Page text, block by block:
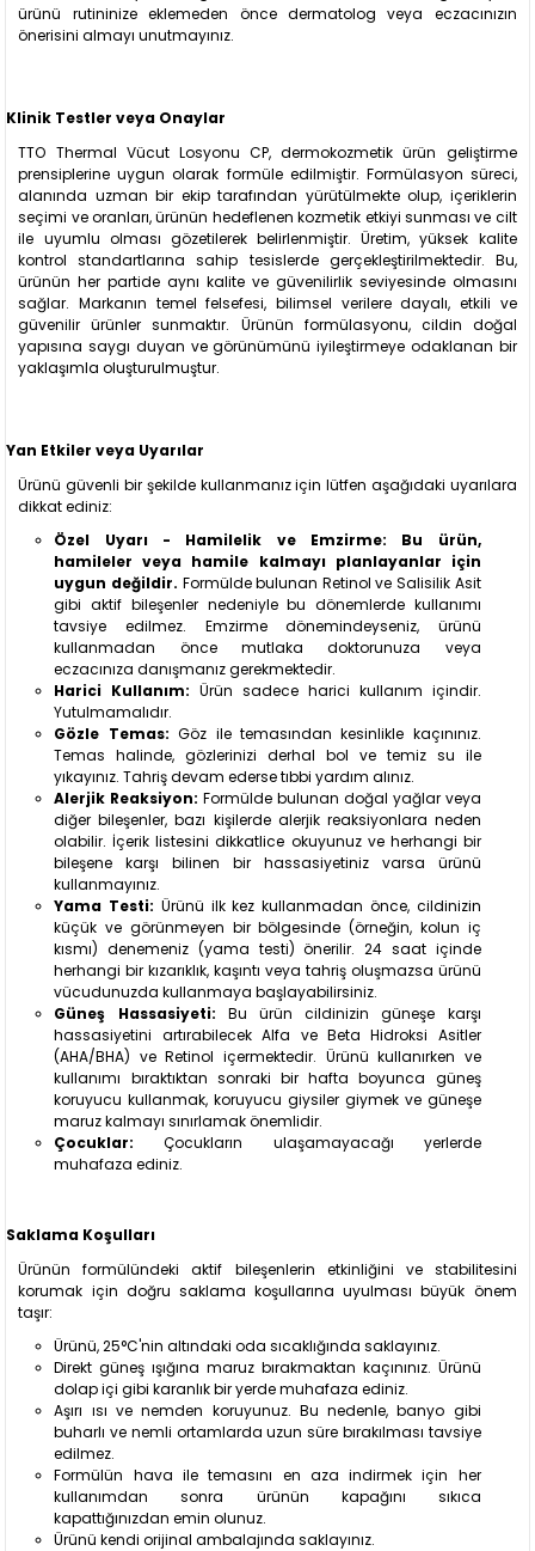
ürünü rutininize eklemeden önce dermatolog veya eczacınızın
önerisini almayı unutmayınız.
Klinik Testler veya Onaylar
TTO Thermal Vücut Losyonu CP, dermokozmetik ürün geliştirme
prensiplerine uygun olarak formüle edilmiştir. Formülasyon süreci,
alanında uzman bir ekip tarafından yürütülmekte olup, içeriklerin
seçimi ve oranları, ürünün hedeflenen kozmetik etkiyi sunması ve cilt
ile uyumlu olması gözetilerek belirlenmiştir. Üretim, yüksek kalite
kontrol standartlarına sahip tesislerde gerçekleştirilmektedir. Bu,
ürünün her partide aynı kalite ve güvenilirlik seviyesinde olmasını
sağlar. Markanın temel felsefesi, bilimsel verilere dayalı, etkili ve
güvenilir ürünler sunmaktır. Ürünün formülasyonu, cildin doğal
yapısına saygı duyan ve görünümünü iyileştirmeye odaklanan bir
yaklaşımla oluşturulmuştur.
Yan Etkiler veya Uyarılar
Ürünü güvenli bir şekilde kullanmanız için lütfen aşağıdaki uyarılara
dikkat ediniz:
Özel Uyarı - Hamilelik ve Emzirme:
Bu ürün,
hamileler veya hamile kalmayı planlayanlar için
uygun değildir. Formülde bulunan Retinol ve Salisilik Asit
gibi aktif bileşenler nedeniyle bu dönemlerde kullanımı
tavsiye edilmez. Emzirme dönemindeyseniz, ürünü
kullanmadan önce mutlaka doktorunuza veya
eczacınıza danışmanız gerekmektedir.
Harici Kullanım: Ürün sadece harici kullanım içindir.
Yutulmamalıdır.
Gözle Temas: Göz ile temasından kesinlikle kaçınınız.
Temas halinde, gözlerinizi derhal bol ve temiz su ile
yıkayınız. Tahriş devam ederse tıbbi yardım alınız.
Alerjik Reaksiyon: Formülde bulunan doğal yağlar veya
diğer bileşenler, bazı kişilerde alerjik reaksiyonlara neden
olabilir. İçerik listesini dikkatlice okuyunuz ve herhangi bir
bileşene karşı bilinen bir hassasiyetiniz varsa ürünü
kullanmayınız.
Yama Testi: Ürünü ilk kez kullanmadan önce, cildinizin
küçük ve görünmeyen bir bölgesinde (örneğin, kolun iç
kısmı) denemeniz (yama testi) önerilir. 24 saat içinde
herhangi bir kızarıklık, kaşıntı veya tahriş oluşmazsa ürünü
vücudunuzda kullanmaya başlayabilirsiniz.
Güneş Hassasiyeti: Bu ürün cildinizin güneşe karşı
hassasiyetini artırabilecek Alfa ve Beta Hidroksi Asitler
(AHA/BHA) ve Retinol içermektedir. Ürünü kullanırken ve
kullanımı bıraktıktan sonraki bir hafta boyunca güneş
koruyucu kullanmak, koruyucu giysiler giymek ve güneşe
maruz kalmayı sınırlamak önemlidir.
Çocuklar: Çocukların ulaşamayacağı yerlerde
muhafaza ediniz.
Saklama Koşulları
Ürünün formülündeki aktif bileşenlerin etkinliğini ve stabilitesini
korumak için doğru saklama koşullarına uyulması büyük önem
taşır:
Ürünü, 25°C'nin altındaki oda sıcaklığında saklayınız.
Direkt güneş ışığına maruz bırakmaktan kaçınınız. Ürünü
dolap içi gibi karanlık bir yerde muhafaza ediniz.
Aşırı ısı ve nemden koruyunuz. Bu nedenle, banyo gibi
buharlı ve nemli ortamlarda uzun süre bırakılması tavsiye
edilmez.
Formülün hava ile temasını en aza indirmek için her
kullanımdan sonra ürünün kapağını sıkıca
kapattığınızdan emin olunuz.
Ürünü kendi orijinal ambalajında saklayınız.